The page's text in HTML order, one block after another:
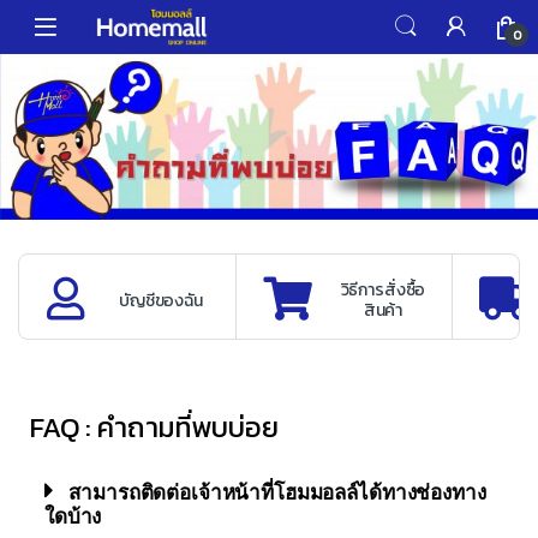
0
บัญชีของฉัน
วิธีการสั่งซื้อ
สินค้า
FAQ : คำถามที่พบบ่อย
สามารถติดต่อเจ้าหน้าที่โฮมมอลล์ได้ทางช่องทาง
ใดบ้าง